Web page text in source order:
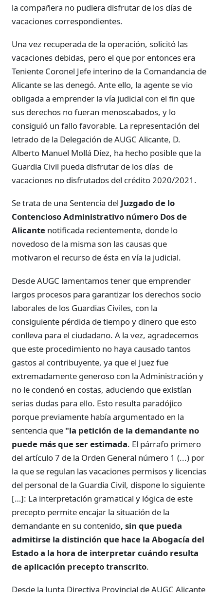
la compañera no pudiera disfrutar de los días de
vacaciones correspondientes.
Una vez recuperada de la operación, solicitó las
vacaciones debidas, pero el que por entonces era
Teniente Coronel Jefe interino de la Comandancia de
Alicante se las denegó. Ante ello, la agente se vio
obligada a emprender la vía judicial con el fin que
sus derechos no fueran menoscabados, y lo
consiguió un fallo favorable. La representación del
letrado de la Delegación de AUGC Alicante, D.
Alberto Manuel Mollá Díez, ha hecho posible que la
Guardia Civil pueda disfrutar de los días de
vacaciones no disfrutados del crédito 2020/2021.
Se trata de una Sentencia del Juzgado de lo
Contencioso Administrativo número Dos de
Alicante notificada recientemente, donde lo
novedoso de la misma son las causas que
motivaron el recurso de ésta en vía la judicial.
Desde AUGC lamentamos tener que emprender
largos procesos para garantizar los derechos socio
laborales de los Guardias Civiles, con la
consiguiente pérdida de tiempo y dinero que esto
conlleva para el ciudadano. A la vez, agradecemos
que este procedimiento no haya causado tantos
gastos al contribuyente, ya que el Juez fue
extremadamente generoso con la Administración y
no le condenó en costas, aduciendo que existían
serias dudas para ello. Esto resulta paradójico
porque previamente había argumentado en la
sentencia que "la petición de la demandante no
puede más que ser estimada. El párrafo primero
del artículo 7 de la Orden General número 1 (...) por
la que se regulan las vacaciones permisos y licencias
del personal de la Guardia Civil, dispone lo siguiente
[…]: La interpretación gramatical y lógica de este
precepto permite encajar la situación de la
demandante en su contenido, sin que pueda
admitirse la distinción que hace la Abogacía del
Estado a la hora de interpretar cuándo resulta
de aplicación precepto transcrito.
Desde la Junta Directiva Provincial de AUGC Alicante